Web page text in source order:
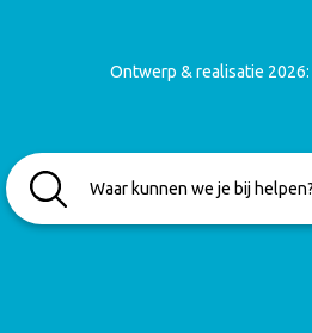
Ontwerp & realisatie 2026: